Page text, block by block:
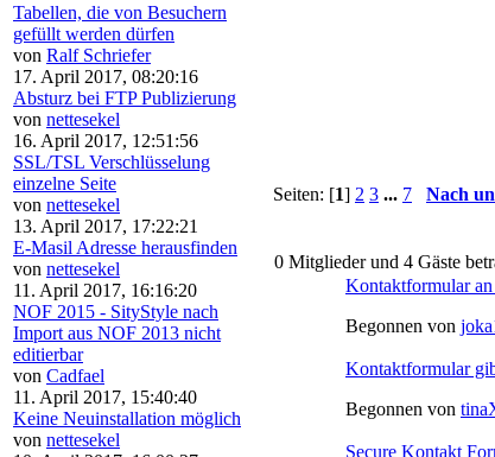
Tabellen, die von Besuchern
gefüllt werden dürfen
von Ralf Schriefer
17. April 2017, 08:20:16
Absturz bei FTP Publizierung
von nettesekel
16. April 2017, 12:51:56
SSL/TSL Verschlüsselung
einzelne Seite
von nettesekel
13. April 2017, 17:22:21
E-Masil Adresse herausfinden
von nettesekel
11. April 2017, 16:16:20
NOF 2015 - SityStyle nach
Import aus NOF 2013 nicht
editierbar
von Cadfael
11. April 2017, 15:40:40
Keine Neuinstallation möglich
von nettesekel
Seiten: [1] 2 3 ... 7
Nach
0 Mitglieder und 4 Gäste
Kontaktformular an
Begonnen von
Kontaktformular
Begonnen von
Secure Kontakt